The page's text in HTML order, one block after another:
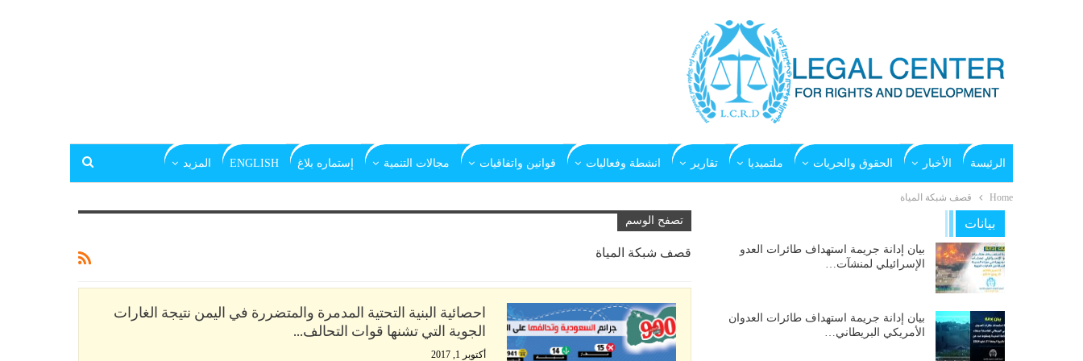
الرئيسة الأخبار الحقوق والحريات ملتميديا تقارير انشطة وفعاليات قوانين واتفاقيات مجالات التنمية إستماره بلاغ ENGLISH المزيد
Home قصف شبكة المياة
تصفح الوسم
قصف شبكة المياة
احصائية البنية التحتية المدمرة والمتضررة في اليمن نتيجة الغارات
الجوية التي تشنها قوات التحالف…
أكتوبر 1, 2017
بيانات
بيان إدانة جريمة استهداف طائرات العدو
الإسرائيلي لمنشآت…
بيان إدانة جريمة استهداف طائرات العدوان
الأمريكي البريطاني…